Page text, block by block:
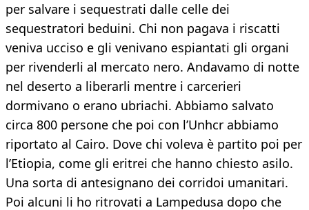
per salvare i sequestrati dalle celle dei
sequestratori beduini. Chi non pagava i riscatti
veniva ucciso e gli venivano espiantati gli organi
per rivenderli al mercato nero. Andavamo di notte
nel deserto a liberarli mentre i carcerieri
dormivano o erano ubriachi. Abbiamo salvato
circa 800 persone che poi con l’Unhcr abbiamo
riportato al Cairo. Dove chi voleva è partito poi per
l’Etiopia, come gli eritrei che hanno chiesto asilo.
Una sorta di antesignano dei corridoi umanitari.
Poi alcuni li ho ritrovati a Lampedusa dopo che